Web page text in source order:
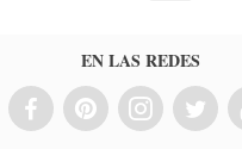
EN LAS REDES